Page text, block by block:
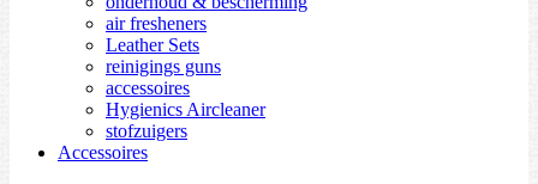
air fresheners
Leather Sets
reinigings guns
accessoires
Hygienics Aircleaner
stofzuigers
Accessoires